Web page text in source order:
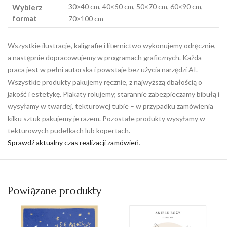
Wybierz
format
30×40 cm, 40×50 cm, 50×70 cm, 60×90 cm,
70×100 cm
Wszystkie ilustracje, kaligrafie i liternictwo wykonujemy odręcznie,
a następnie dopracowujemy w programach graficznych. Każda
praca jest w pełni autorska i powstaje bez użycia narzędzi AI.
Wszystkie produkty pakujemy ręcznie, z najwyższą dbałością o
jakość i estetykę. Plakaty rolujemy, starannie zabezpieczamy bibułą i
wysyłamy w twardej, tekturowej tubie – w przypadku zamówienia
kilku sztuk pakujemy je razem. Pozostałe produkty wysyłamy w
tekturowych pudełkach lub kopertach.
Sprawdź aktualny czas realizacji zamówień.
Powiązane produkty